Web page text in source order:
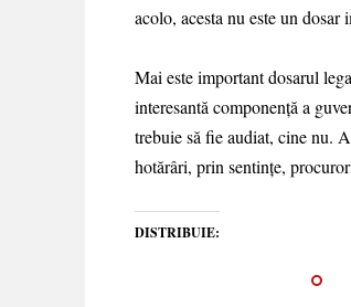
acolo, acesta nu este un
Mai este important dosarul
interesantă componență a
trebuie să fie audiat, cine nu.
hotărâri, prin sentințe,
DISTRIBUIE: